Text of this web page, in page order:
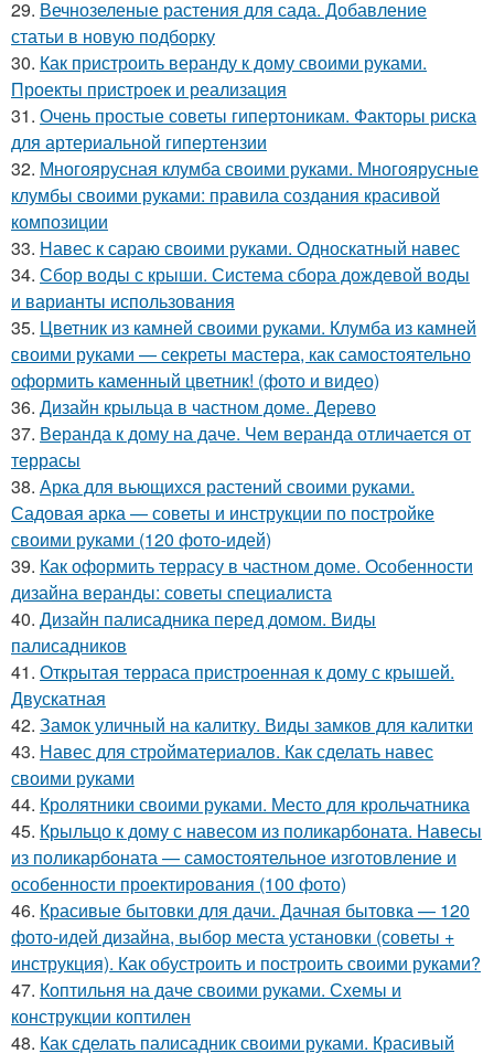
29. Вечнозеленые растения для сада. Добавление
статьи в новую подборку
30. Как пристроить веранду к дому своими руками.
Проекты пристроек и реализация
31. Очень простые советы гипертоникам. Факторы риска
для артериальной гипертензии
32. Многоярусная клумба своими руками. Многоярусные
клумбы своими руками: правила создания красивой
композиции
33. Навес к сараю своими руками. Односкатный навес
34. Сбор воды с крыши. Система сбора дождевой воды
и варианты использования
35. Цветник из камней своими руками. Клумба из камней
своими руками — секреты мастера, как самостоятельно
оформить каменный цветник! (фото и видео)
36. Дизайн крыльца в частном доме. Дерево
37. Веранда к дому на даче. Чем веранда отличается от
террасы
38. Арка для вьющихся растений своими руками.
Садовая арка — советы и инструкции по постройке
своими руками (120 фото-идей)
39. Как оформить террасу в частном доме. Особенности
дизайна веранды: советы специалиста
40. Дизайн палисадника перед домом. Виды
палисадников
41. Открытая терраса пристроенная к дому с крышей.
Двускатная
42. Замок уличный на калитку. Виды замков для калитки
43. Навес для стройматериалов. Как сделать навес
своими руками
44. Кролятники своими руками. Место для крольчатника
45. Крыльцо к дому с навесом из поликарбоната. Навесы
из поликарбоната — самостоятельное изготовление и
особенности проектирования (100 фото)
46. Красивые бытовки для дачи. Дачная бытовка — 120
фото-идей дизайна, выбор места установки (советы +
инструкция). Как обустроить и построить своими руками?
47. Коптильня на даче своими руками. Схемы и
конструкции коптилен
48. Как сделать палисадник своими руками. Красивый